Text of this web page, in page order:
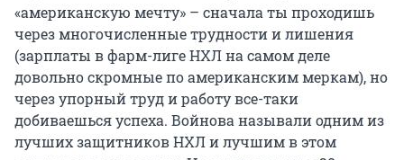
«американскую мечту» – сначала ты проходишь
через многочисленные трудности и лишения
(зарплаты в фарм-лиге НХЛ на самом деле
довольно скромные по американским меркам), но
через упорный труд и работу все-таки
добиваешься успеха. Войнова называли одним из
лучших защитников НХЛ и лучшим в этом